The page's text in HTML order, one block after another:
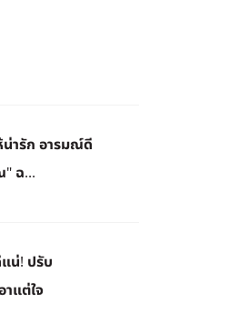
น่ารัก อารมณ์ดี
ฉ...
น่! ปรับ
แต่ใจ